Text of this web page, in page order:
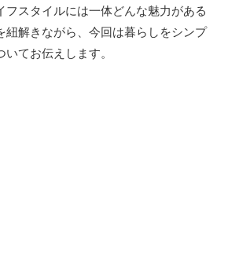
フスタイルには一体どんな魅力がある
紐解きながら、今回は暮らしをシンプ
てお伝えします。